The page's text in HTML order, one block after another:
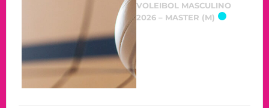
VOLEIBOL MASCULINO
2026 – MASTER (M)